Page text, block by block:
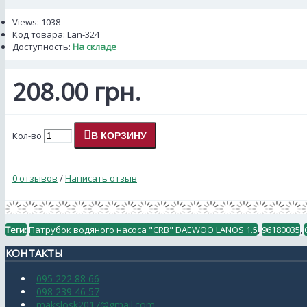
Views: 1038
Код товара: Lan-324
Доступность: На складе
208.00 грн.
Кол-во В КОРЗИНУ
0 отзывов /Написать отзыв
Теги:Патрубок водяного насоса "CRB" DAEWOO LANOS 1.5, 96180035,
КОНТАКТЫ
095 222 88 66
098 239 46 57